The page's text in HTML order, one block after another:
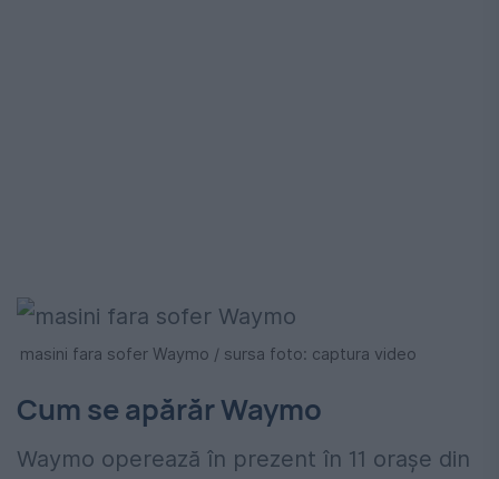
masini fara sofer Waymo / sursa foto: captura video
Cum se apărăr Waymo
Waymo operează în prezent în 11 orașe din